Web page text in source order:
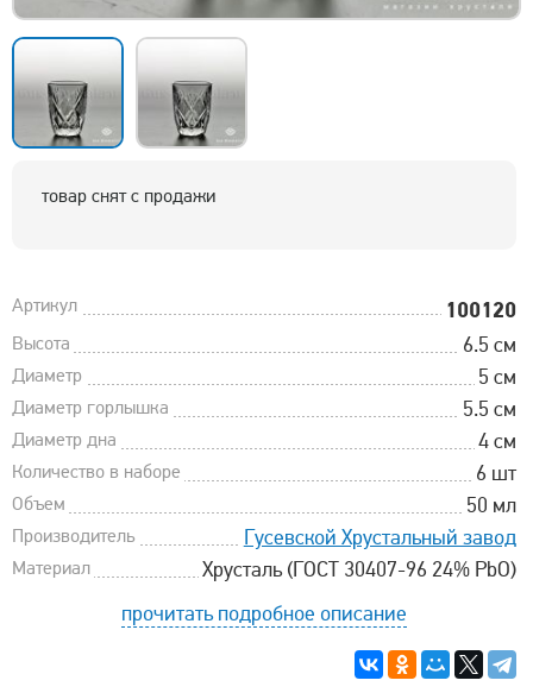
товар снят с продажи
Артикул 100120
Высота 6.5 см
Диаметр 5 см
Диаметр горлышка 5.5 см
Диаметр дна 4 см
Количество в наборе 6 шт
Объем 50 мл
Производитель Гусевской Хрустальный завод
Материал
Хрусталь (ГОСТ 30407-96 24% PbO)
прочитать подробное описание